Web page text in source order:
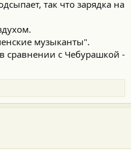
так что зарядка на
музыканты".
сравнении с Чебурашкой -